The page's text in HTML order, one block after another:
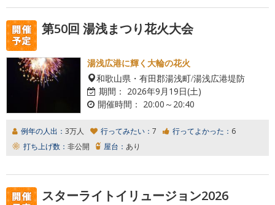
第50回 湯浅まつり花火大会
湯浅広港に輝く大輪の花火
和歌山県・有田郡湯浅町/湯浅広港堤防
期間： 2026年9月19日(土)
開催時間： 20:00～20:40
例年の人出： 3万人 行ってみたい： 7 行ってよかった： 6
打ち上げ数： 非公開 屋台： あり
スターライトイリュージョン2026